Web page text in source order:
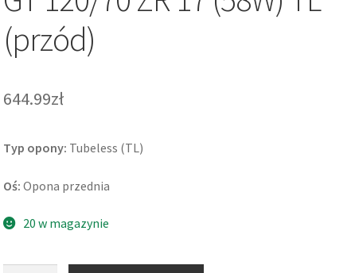
(przód)
644.99zł
Typ opony: Tubeless (TL)
Oś: Opona przednia
20 w magazynie